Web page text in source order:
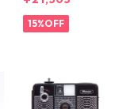
リコー
15%OFF